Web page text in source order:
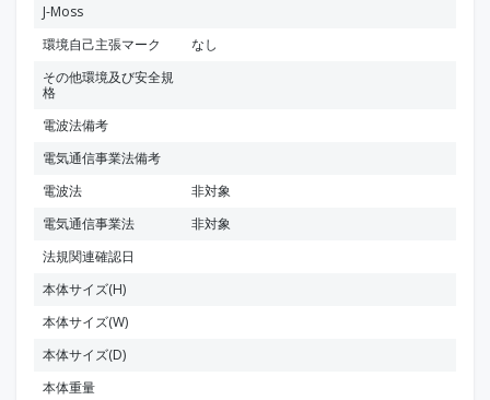
J-Moss
環境自己主張マーク
なし
その他環境及び安全規
格
電波法備考
電気通信事業法備考
電波法
非対象
電気通信事業法
非対象
法規関連確認日
本体サイズ(H)
本体サイズ(W)
本体サイズ(D)
本体重量